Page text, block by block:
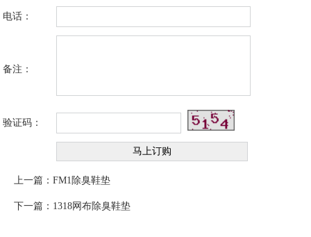
电话：
备注：
验证码：
上一篇： FM1除臭鞋垫
下一篇： 1318网布除臭鞋垫